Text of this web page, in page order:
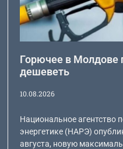
Горючее в Молдове
дешеветь
10.08.2026
Национальное агентство
энергетике (НАРЭ)
августа, новую